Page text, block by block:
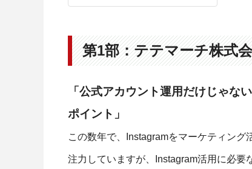
第1部：テテマーチ株式
「公式アカウント運用だけじゃ
ポイント」
この数年で、Instagramをマーケティン
注力していますが、Instagram活用に必